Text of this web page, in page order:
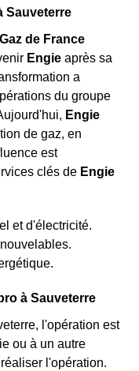
Sauveterre
Gaz de France
Engie après sa
a
du groupe
Engie
de gaz, en
est
clés de Engie
et d'électricité.
à Sauveterre
l'opération est
ou à un autre
l'opération.